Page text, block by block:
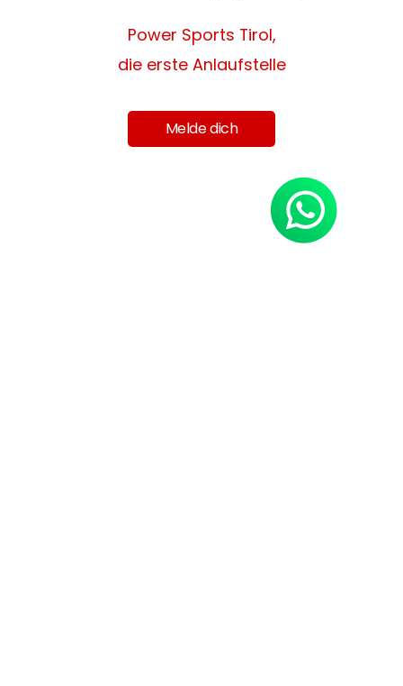
Power Sports Tirol,
die erste Anlaufstelle
Melde dich